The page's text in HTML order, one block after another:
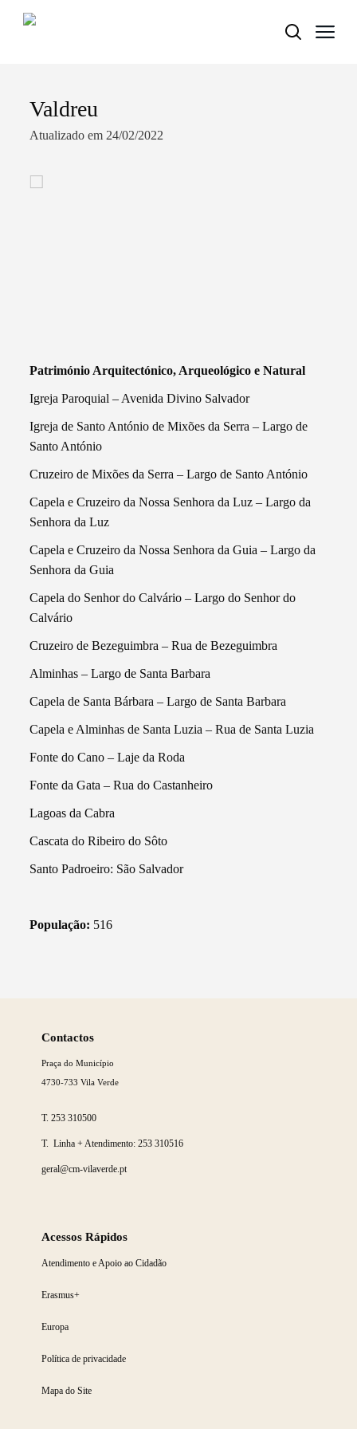
Termo de Pesquisa
Valdreu
Atualizado em 24/02/2022
Património Arquitectónico, Arqueológico e Natural
Igreja Paroquial – Avenida Divino Salvador
Igreja de Santo António de Mixões da Serra – Largo de
Santo António
Cruzeiro de Mixões da Serra – Largo de Santo António
Capela e Cruzeiro da Nossa Senhora da Luz – Largo da
Senhora da Luz
Capela e Cruzeiro da Nossa Senhora da Guia – Largo da
Senhora da Guia
Capela do Senhor do Calvário – Largo do Senhor do
Calvário
Cruzeiro de Bezeguimbra – Rua de Bezeguimbra
Alminhas – Largo de Santa Barbara
Capela de Santa Bárbara – Largo de Santa Barbara
Capela e Alminhas de Santa Luzia – Rua de Santa Luzia
Fonte do Cano – Laje da Roda
Fonte da Gata – Rua do Castanheiro
Lagoas da Cabra
Cascata do Ribeiro do Sôto
Santo Padroeiro: São Salvador
População: 516
Contactos
Praça do Município
4730-733 Vila Verde
T.253 310500
T. Linha + Atendimento: 253 310516
geral@cm-vilaverde.pt
Acessos Rápidos
Atendimento e Apoio ao Cidadão
Erasmus+
Europa
Política de privacidade
Mapa do Site